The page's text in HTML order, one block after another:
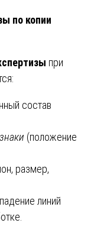
по копии
при
состав
(положение
размер,
линий